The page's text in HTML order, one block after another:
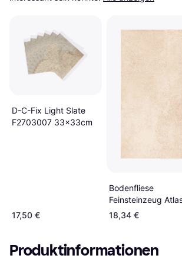
D-C-Fix Light Slate
F2703007 33x33cm
17,50 €
Bodenfliese
Feinsteinzeug
weiß-beige
18,34 €
Produktinformationen